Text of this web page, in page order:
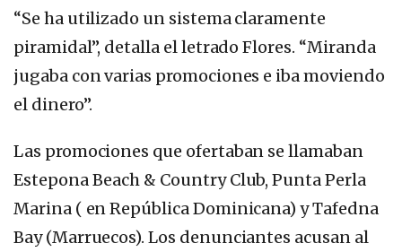
“Se ha utilizado un sistema claramente
piramidal”, detalla el letrado Flores. “Miranda
jugaba con varias promociones e iba moviendo
el dinero”.
Las promociones que ofertaban se llamaban
Estepona Beach & Country Club, Punta Perla
Marina ( en República Dominicana) y Tafedna
Bay (Marruecos). Los denunciantes acusan al